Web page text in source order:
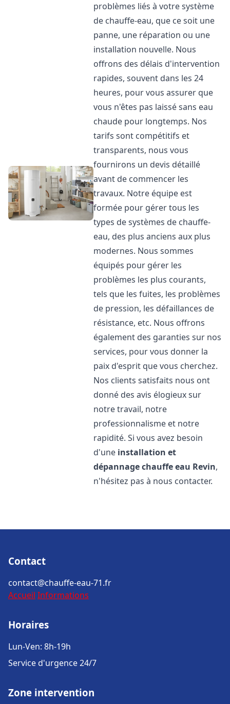
problèmes liés à votre système
de chauffe-eau, que ce soit une
panne, une réparation ou une
installation nouvelle. Nous
offrons des délais d'intervention
rapides, souvent dans les 24
heures, pour vous assurer que
vous n'êtes pas laissé sans eau
chaude pour longtemps. Nos
tarifs sont compétitifs et
transparents, nous vous
fournirons un devis détaillé
avant de commencer les
travaux. Notre équipe est
formée pour gérer tous les
types de systèmes de chauffe-
eau, des plus anciens aux plus
modernes. Nous sommes
équipés pour gérer les
problèmes les plus courants,
tels que les fuites, les problèmes
de pression, les défaillances de
résistance, etc. Nous offrons
également des garanties sur nos
services, pour vous donner la
paix d'esprit que vous cherchez.
Nos clients satisfaits nous ont
donné des avis élogieux sur
notre travail, notre
professionnalisme et notre
rapidité. Si vous avez besoin
d'une installation et
dépannage chauffe eau Revin,
n'hésitez pas à nous contacter.
Contact
contact@chauffe-eau-71.fr
Accueil Informations
Horaires
Lun-Ven: 8h-19h
Service d'urgence 24/7
Zone intervention